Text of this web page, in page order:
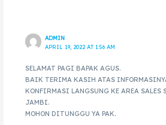
ADMIN
APRIL 19, 2022 AT 1:56 AM
SELAMAT PAGI BAPAK AGUS.
BAIK TERIMA KASIH ATAS
KONFIRMASI LANGSUNG KE AREA SALES
JAMBI.
MOHON DITUNGGU YA PAK.